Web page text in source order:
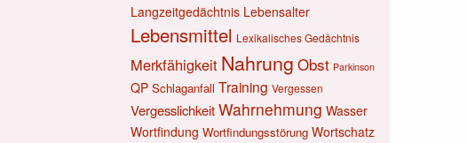
Langzeitgedächtnis Lebensalter
Lebensmittel Lexikalisches Gedächtnis
Merkfähigkeit Nahrung Obst Parkinson
QP Schlaganfall Training Vergessen
Vergesslichkeit Wahrnehmung Wasser
Wortfindung Wortfindungsstörung Wortschatz